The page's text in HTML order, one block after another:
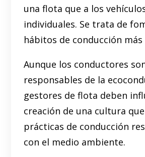
una flota que a los
individuales. Se trata de
hábitos de conducción más
Aunque los conductores
responsables de la
gestores de flota deben
creación de una cultura
prácticas de conducción
con el medio ambiente.